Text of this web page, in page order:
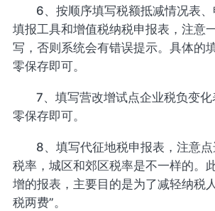
6、按顺序填写税额抵减情况表
填报工具和增值税纳税申报表，注意
写，否则系统会有错误提示。具体的
零保存即可。
7、填写营改增试点企业税负变
零保存即可。
8、填写代征地税申报表，注意
税率，城区和郊区税率是不一样的。
增的报表，主要目的是为了减轻纳税
税两费”。